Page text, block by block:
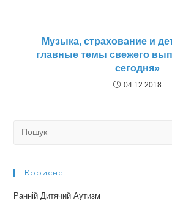
Музыка, страхование и
главные темы свежего
сегодня»
04.12.2018
Корисне
Ранній Дитячий Аутизм